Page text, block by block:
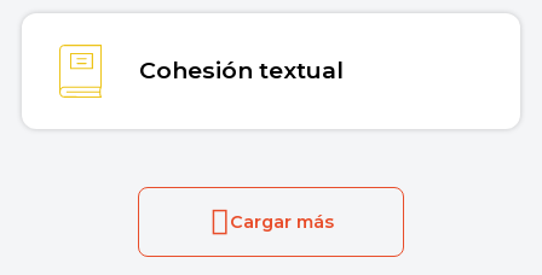
Cohesión textual
Cargar más